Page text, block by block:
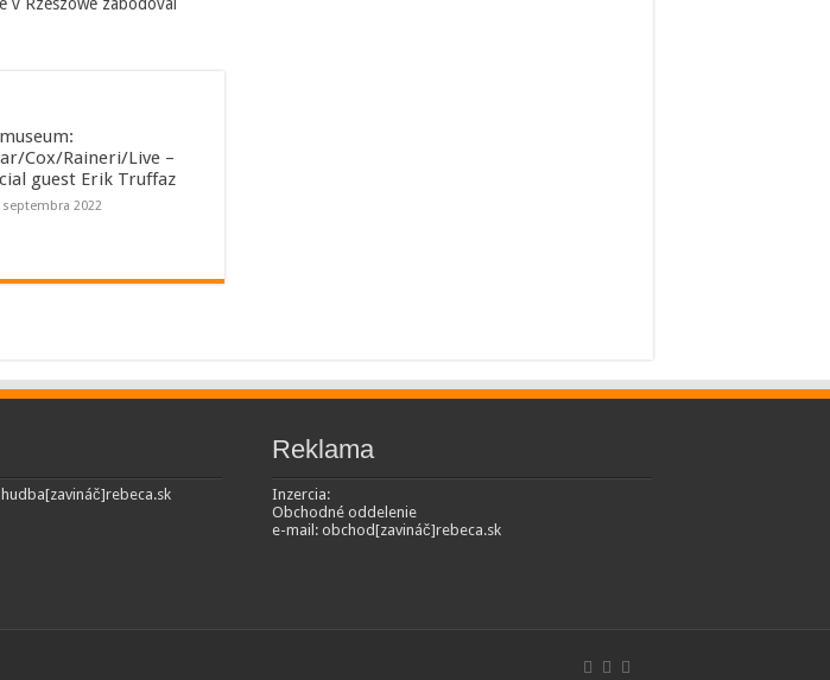
Cox/Raineri/Live –
guest Erik Truffaz
septembra 2022
Reklama
Inzercia:
Obchodné oddelenie
e-mail: obchod[zavináč]rebeca.sk